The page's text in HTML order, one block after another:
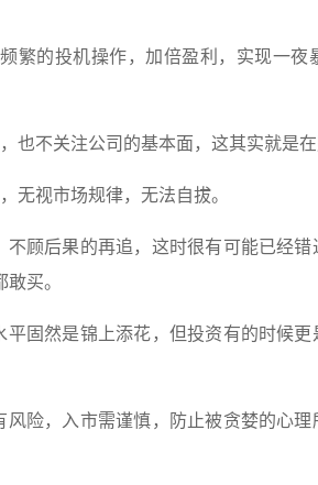
繁的投机操作，加倍盈利，实现一夜
也不关注公司的基本面，这其实就是在
无视市场规律，无法自拔。
顾后果的再追，这时很有可能已经
买。
固然是锦上添花，但投资有的时候
险，入市需谨慎，防止被贪婪的心